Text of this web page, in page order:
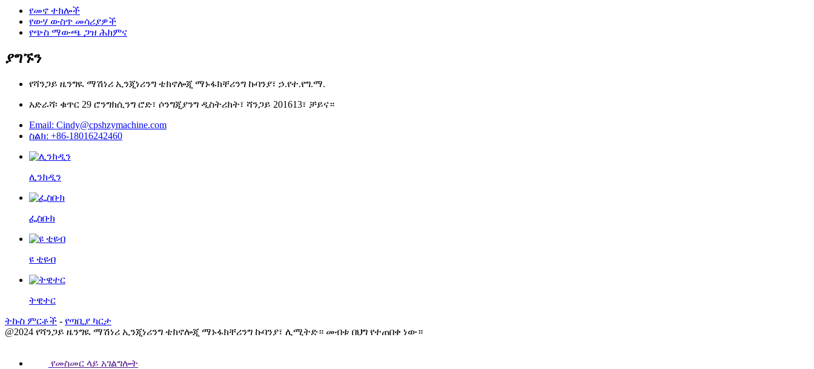
የመኖ ተክሎች
የውሃ ውስጥ መሳሪያዎች
የጭስ ማውጫ ጋዝ ሕክምና
ያግኙን
የሻንጋይ ዜንግዪ ማሽነሪ ኢንጂነሪንግ ቴክኖሎጂ ማኑፋክቸሪንግ ኩባንያ፣ ኃ.የተ.የግ.ማ.
አድራሻ፡ ቁጥር 29 ሮንግክሲንግ ሮድ፣ ሶንግጂያንግ ዲስትሪክት፣ ሻንጋይ 201613፣ ቻይና።
Email: Cindy@cpshzymachine.com
ስልክ: +86-18016242460
ሊንክዲን
ፌስቡክ
ዩ ቲዩብ
ትዊተር
ትኩስ ምርቶች - የጣቢያ ካርታ
@2024 የሻንጋይ ዜንግዪ ማሽነሪ ኢንጂነሪንግ ቴክኖሎጂ ማኑፋክቸሪንግ ኩባንያ፣ ሊሚትድ። መብቱ በህግ የተጠበቀ ነው።
የመስመር ላይ አገልግሎት